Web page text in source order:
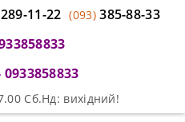
289-11-22 (093)385-88-33
Сб.Нд: вихідний!